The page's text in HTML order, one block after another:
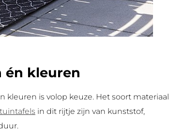
én kleuren
kleuren is volop keuze. Het soort materiaal
tuintafels in dit rijtje zijn van kunststof,